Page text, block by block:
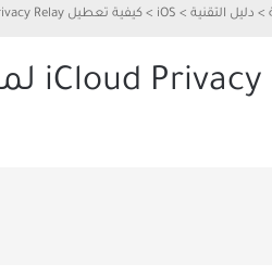
> دليل التقنية >
iOS
> كيفية تعطيل iCloud Privacy Relay لموقع ويب محدد على iPhone و iPad